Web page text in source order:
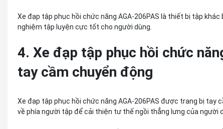
Xe đạp tập phục hồi chức năng AGA-206PAS là thiết bị tập
nghiệm tập luyện cực tốt cho người dùng.
4. Xe đạp tập phục hồi chức
tay cầm chuyển động
Xe đạp tập phục hồi chức năng AGA-206PAS được trang bị tay
về phía người tập để cải thiện tư thế ngồi thẳng lưng của người